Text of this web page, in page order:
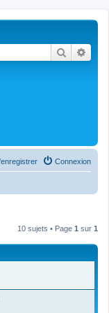
Connexion
10 sujets • Page 1 sur 1